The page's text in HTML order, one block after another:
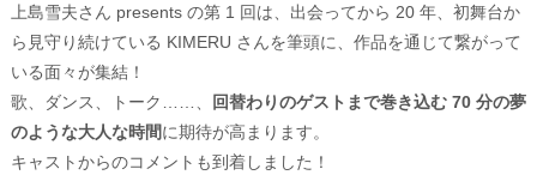
上島雪夫さん presents の第 1 回は、出会ってから 20 年、初舞台か
ら見守り続けている KIMERU さんを筆頭に、作品を通じて繋がって
いる面々が集結！
歌、ダンス、トーク……、
回替わりのゲストまで巻き込む 70 分の夢
のような大人な時間に期待が高まります。
キャストからのコメントも到着しました！